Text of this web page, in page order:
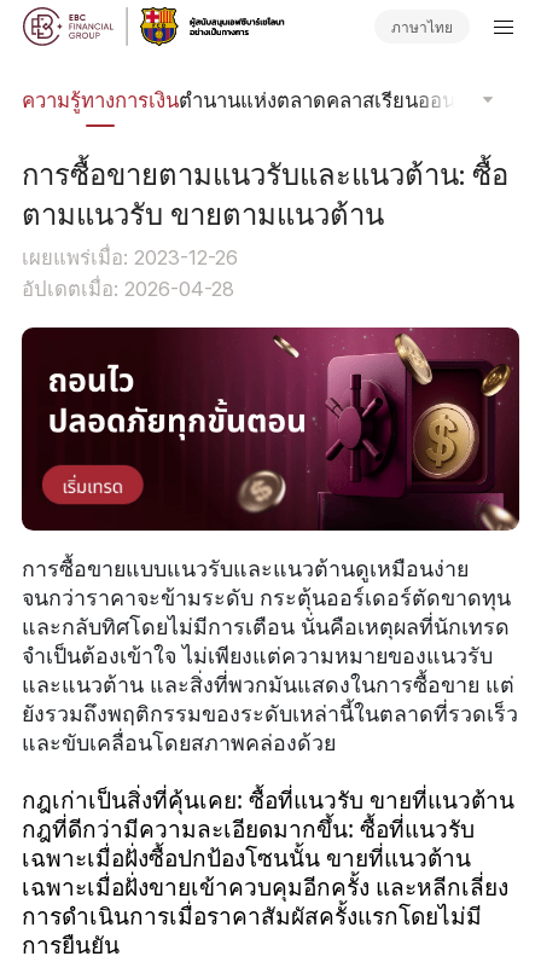
ภาษาไทย
ความรู้ทางการเงินตำนานแห่งตลาดคลาสเรียนออนไลน์โฟกั
การซื้อขายตามแนวรับและแนวต้าน: ซื้อ
ตามแนวรับ ขายตามแนวต้าน
เผยแพร่เมื่อ: 2023-12-26
อัปเดตเมื่อ: 2026-04-28
การซื้อขายแบบแนวรับและแนวต้านดูเหมือนง่าย
จนกว่าราคาจะข้ามระดับ กระตุ้นออร์เดอร์ตัดขาดทุน
และกลับทิศโดยไม่มีการเตือน นั่นคือเหตุผลที่นักเทรด
จำเป็นต้องเข้าใจ ไม่เพียงแต่ความหมายของแนวรับ
และแนวต้าน และสิ่งที่พวกมันแสดงในการซื้อขาย แต่
ยังรวมถึงพฤติกรรมของระดับเหล่านี้ในตลาดที่รวดเร็ว
และขับเคลื่อนโดยสภาพคล่องด้วย
กฎเก่าเป็นสิ่งที่คุ้นเคย: ซื้อที่แนวรับ ขายที่แนวต้าน
กฎที่ดีกว่ามีความละเอียดมากขึ้น: ซื้อที่แนวรับ
เฉพาะเมื่อฝั่งซื้อปกป้องโซนนั้น ขายที่แนวต้าน
เฉพาะเมื่อฝั่งขายเข้าควบคุมอีกครั้ง และหลีกเลี่ยง
การดำเนินการเมื่อราคาสัมผัสครั้งแรกโดยไม่มี
การยืนยัน